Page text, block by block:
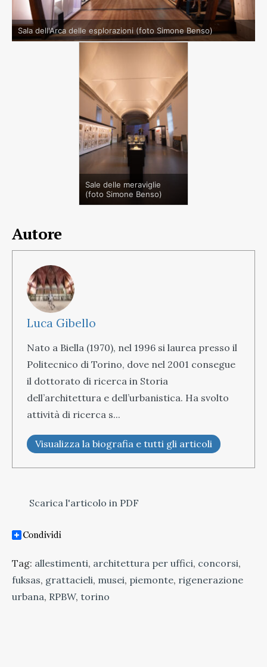
Sala dell'Arca delle esplorazioni (foto Simone Benso)
Sale delle meraviglie
(foto Simone Benso)
Autore
Luca Gibello
Nato a Biella (1970), nel 1996 si laurea presso il
Politecnico di Torino, dove nel 2001 consegue
il dottorato di ricerca in Storia
dell’architettura e dell’urbanistica. Ha svolto
attività di ricerca s...
Visualizza la biografia e tutti gli articoli
Scarica l'articolo in PDF
Tag: allestimenti, architettura per uffici, concorsi,
fuksas, grattacieli, musei, piemonte, rigenerazione
urbana, RPBW, torino